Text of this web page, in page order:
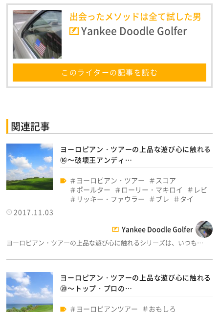
出会ったメソッドは全て試した男
Yankee Doodle Golfer
このライターの記事を読む
関連記事
ヨーロピアン・ツアーの上品な遊び心に触れる
⑯～破壊王アンディ…
ヨーロピアン・ツアー
スコア
ポールター
ローリー・マキロイ
レビ
リッキー・ファウラー
ブレ
タイ
2017.11.03
Yankee Doodle Golfer
ヨーロピアン・ツアーの上品な遊び心に触れるシリーズは、いつも…
ヨーロピアン・ツアーの上品な遊び心に触れる
⑳～トップ・プロの…
ヨーロピアンツアー おもしろ